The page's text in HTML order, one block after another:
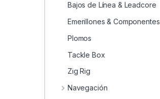
Bajos de Línea & Leadcore
Emerillones & Componentes
Plomos
Tackle Box
Zig Rig
Navegación